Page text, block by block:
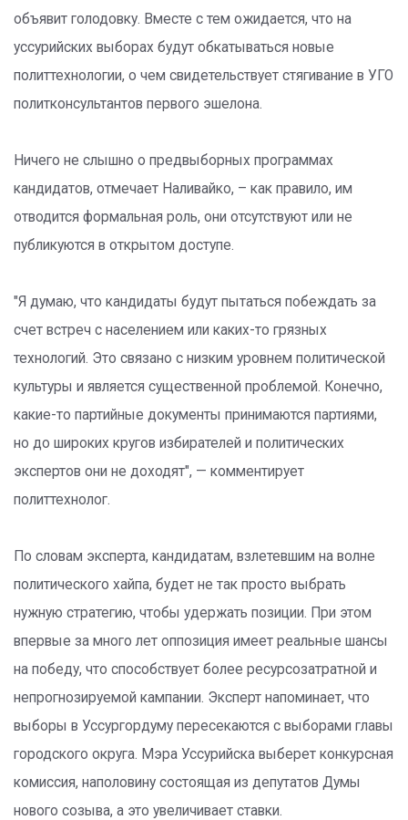
объявит голодовку. Вместе с тем ожидается, что на
уссурийских выборах будут обкатываться новые
политтехнологии, о чем свидетельствует стягивание в УГО
политконсультантов первого эшелона.
Ничего не слышно о предвыборных программах
кандидатов, отмечает Наливайко, – как правило, им
отводится формальная роль, они отсутствуют или не
публикуются в открытом доступе.
"Я думаю, что кандидаты будут пытаться побеждать за
счет встреч с населением или каких-то грязных
технологий. Это связано с низким уровнем политической
культуры и является существенной проблемой. Конечно,
какие-то партийные документы принимаются партиями,
но до широких кругов избирателей и политических
экспертов они не доходят", — комментирует
политтехнолог.
По словам эксперта, кандидатам, взлетевшим на волне
политического хайпа, будет не так просто выбрать
нужную стратегию, чтобы удержать позиции. При этом
впервые за много лет оппозиция имеет реальные шансы
на победу, что способствует более ресурсозатратной и
непрогнозируемой кампании. Эксперт напоминает, что
выборы в Уссургордуму пересекаются с выборами главы
городского округа. Мэра Уссурийска выберет конкурсная
комиссия, наполовину состоящая из депутатов Думы
нового созыва, а это увеличивает ставки.